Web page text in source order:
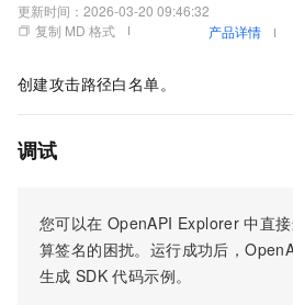
更新时间： 2026-03-20 09:46:32
复制 MD 格式
产品详情
创建攻击路径白名单。
调试
您可以在 OpenAPI Explorer 中直
算签名的困扰。运行成功后，
生成 SDK 代码示例。